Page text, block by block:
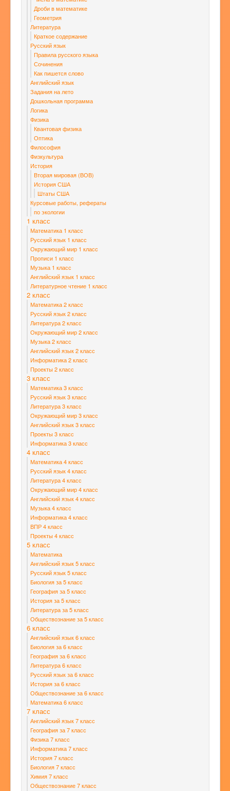
Дроби в математике
Геометрия
Литература
Краткое содержание
Русский язык
Правила русского языка
Сочинения
Как пишется слово
Английский язык
Задания на лето
Дошкольная программа
Логика
Физика
Квантовая физика
Оптика
Философия
Физкультура
История
Вторая мировая (ВОВ)
История США
Штаты США
Курсовые работы, рефераты
по экологии
1 класс
Математика 1 класс
Русский язык 1 класс
Окружающий мир 1 класс
Прописи 1 класс
Музыка 1 класс
Английский язык 1 класс
Литературное чтение 1 класс
2 класс
Математика 2 класс
Русский язык 2 класс
Литература 2 класс
Окружающий мир 2 класс
Музыка 2 класс
Английский язык 2 класс
Информатика 2 класс
Проекты 2 класс
3 класс
Математика 3 класс
Русский язык 3 класс
Литература 3 класс
Окружающий мир 3 класс
Английский язык 3 класс
Проекты 3 класс
Информатика 3 класс
4 класс
Математика 4 класс
Русский язык 4 класс
Литература 4 класс
Окружающий мир 4 класс
Английский язык 4 класс
Музыка 4 класс
Информатика 4 класс
ВПР 4 класс
Проекты 4 класс
5 класс
Математика
Английский язык 5 класс
Русский язык 5 класс
Биология за 5 класс
География за 5 класс
История за 5 класс
Литература за 5 класс
Обществознание за 5 класс
6 класс
Английский язык 6 класс
Биология за 6 класс
География за 6 класс
Литература 6 класс
Русский язык за 6 класс
История за 6 класс
Обществознание за 6 класс
Математика 6 класс
7 класс
Английский язык 7 класс
География за 7 класс
Физика 7 класс
Информатика 7 класс
История 7 класс
Биология 7 класс
Химия 7 класс
Обществознание 7 класс